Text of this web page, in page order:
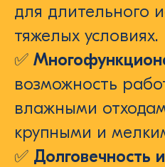
для длительного
тяжелых условиях.
✅
возможность
влажными
крупными и
✅ Долговечность